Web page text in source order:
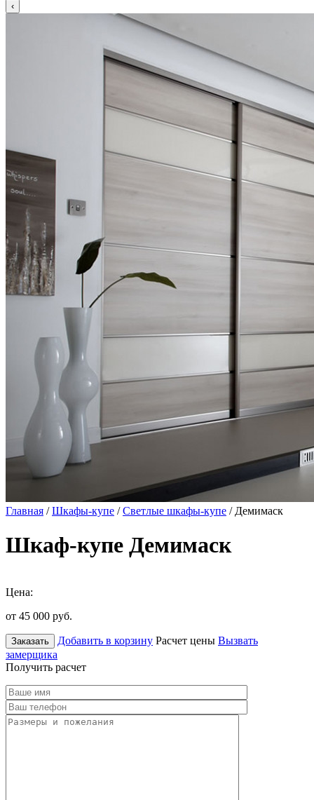
Главная /Шкафы-купе /Светлые шкафы-купе / Демимаск
Шкаф-купе Демимаск
Цена:
от 45 000 руб.
Заказать Добавить в корзину Расчет цены Вызвать
замерщика
Получить расчет